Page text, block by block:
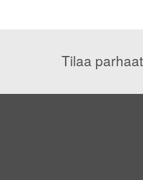
Tilaa